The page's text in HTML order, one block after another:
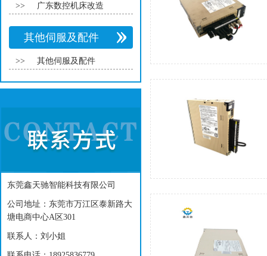
>> 广东数控机床改造
其他伺服及配件
>> 其他伺服及配件
东莞鑫天驰智能科技有限公司
公司地址：东莞市万江区泰新路大
塘电商中心A区301
联系人：刘小姐